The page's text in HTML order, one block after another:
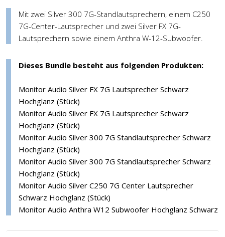
Mit zwei Silver 300 7G-Standlautsprechern, einem C250
7G-Center-Lautsprecher und zwei Silver FX 7G-
Lautsprechern sowie einem Anthra W-12-Subwoofer.
Dieses Bundle besteht aus folgenden Produkten:
Monitor Audio Silver FX 7G Lautsprecher Schwarz
Hochglanz (Stück)
Monitor Audio Silver FX 7G Lautsprecher Schwarz
Hochglanz (Stück)
Monitor Audio Silver 300 7G Standlautsprecher Schwarz
Hochglanz (Stück)
Monitor Audio Silver 300 7G Standlautsprecher Schwarz
Hochglanz (Stück)
Monitor Audio Silver C250 7G Center Lautsprecher
Schwarz Hochglanz (Stück)
Monitor Audio Anthra W12 Subwoofer Hochglanz Schwarz